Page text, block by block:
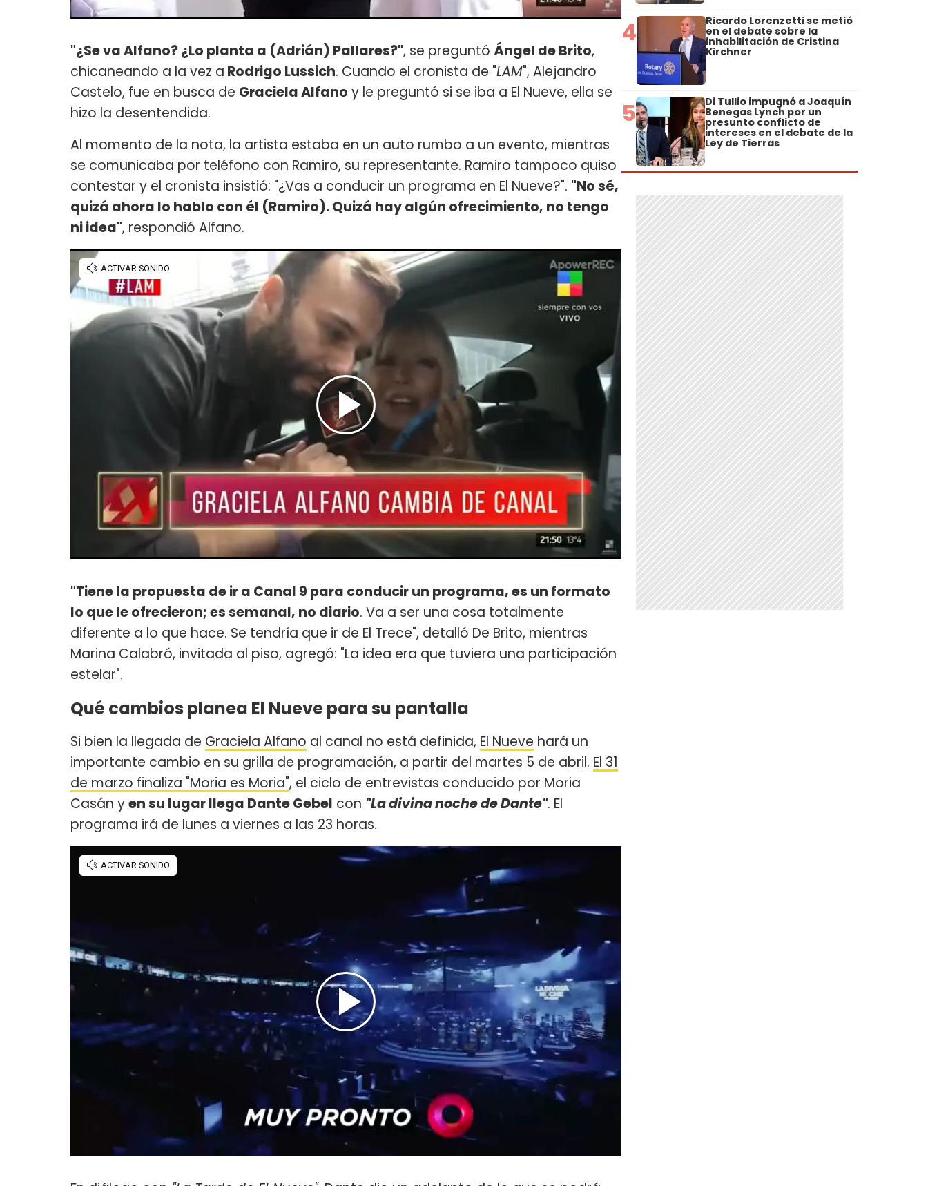
"¿Se va Alfano? ¿Lo planta a (Adrián) Pallares?", se preguntó Ángel de Brito,
chicaneando a la vez a Rodrigo Lussich. Cuando el cronista de "LAM", Alejandro
Castelo, fue en busca de Graciela Alfano y le preguntó si se iba a El Nueve, ella se
hizo la desentendida.
Al momento de la nota, la artista estaba en un auto rumbo a un evento, mientras
se comunicaba por teléfono con Ramiro, su representante. Ramiro tampoco quiso
contestar y el cronista insistió: "¿Vas a conducir un programa en El Nueve?". "No sé,
quizá ahora lo hablo con él (Ramiro). Quizá hay algún ofrecimiento, no tengo
ni idea", respondió Alfano.
"Tiene la propuesta de ir a Canal 9 para conducir un programa, es un formato
lo que le ofrecieron; es semanal, no diario. Va a ser una cosa totalmente
diferente a lo que hace. Se tendría que ir de El Trece", detalló De Brito, mientras
Marina Calabró, invitada al piso, agregó: "La idea era que tuviera una participación
estelar".
Qué cambios planea El Nueve para su pantalla
Si bien la llegada de Graciela Alfano al canal no está definida, El Nueve hará un
importante cambio en su grilla de programación, a partir del martes 5 de abril. El 31
de marzo finaliza "Moria es Moria", el ciclo de entrevistas conducido por Moria
Casán yen su lugar llega Dante Gebel con "La divina noche de Dante". El
programa irá de lunes a viernes a las 23 horas.
4 Ricardo Lorenzetti se metió
en el debate sobre la
inhabilitación de Cristina
Kirchner
5 Di Tullio impugnó a Joaquín
Benegas Lynch por un
presunto conflicto de
intereses en el debate de la
Ley de Tierras